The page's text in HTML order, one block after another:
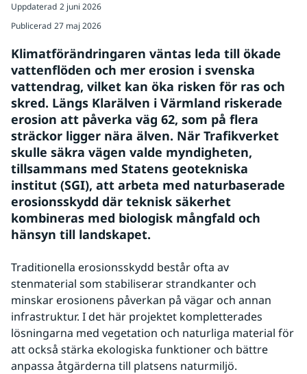
Uppdaterad 2 juni 2026
Publicerad 27 maj 2026
Klimatförändringaren väntas leda till ökade
vattenflöden och mer erosion i svenska
vattendrag, vilket kan öka risken för ras och
skred. Längs Klarälven i Värmland riskerade
erosion att påverka väg 62, som på flera
sträckor ligger nära älven. När Trafikverket
skulle säkra vägen valde myndigheten,
tillsammans med Statens geotekniska
institut (SGI), att arbeta med naturbaserade
erosionsskydd där teknisk säkerhet
kombineras med biologisk mångfald och
hänsyn till landskapet.
Traditionella erosionsskydd består ofta av
stenmaterial som stabiliserar strandkanter och
minskar erosionens påverkan på vägar och annan
infrastruktur. I det här projektet kompletterades
lösningarna med vegetation och naturliga material för
att också stärka ekologiska funktioner och bättre
anpassa åtgärderna till platsens naturmiljö.